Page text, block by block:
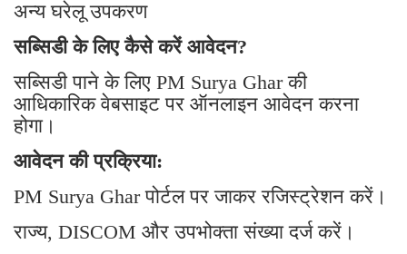
अन्य घरेलू उपकरण
सब्सिडी के लिए कैसे करें आवेदन?
सब्सिडी पाने के लिए PM Surya Ghar की
आधिकारिक वेबसाइट पर ऑनलाइन आवेदन करना
होगा।
आवेदन की प्रक्रिया:
PM Surya Ghar पोर्टल पर जाकर रजिस्ट्रेशन करें।
राज्य, DISCOM और उपभोक्ता संख्या दर्ज करें।